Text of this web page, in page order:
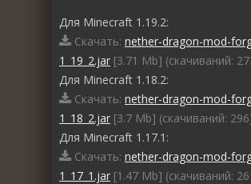
Для Minecraft 1.19.2:
Скачать: nether-dragon-mod-
1_19_2.jar [3.71 Mb] (cкачиваний:
Для Minecraft 1.18.2:
Скачать: nether-dragon-mod-
1_18_2.jar [3.7 Mb] (cкачиваний:
Для Minecraft 1.17.1:
Скачать: nether-dragon-mod-
1_17_1.jar [1.47 Mb] (cкачиваний: